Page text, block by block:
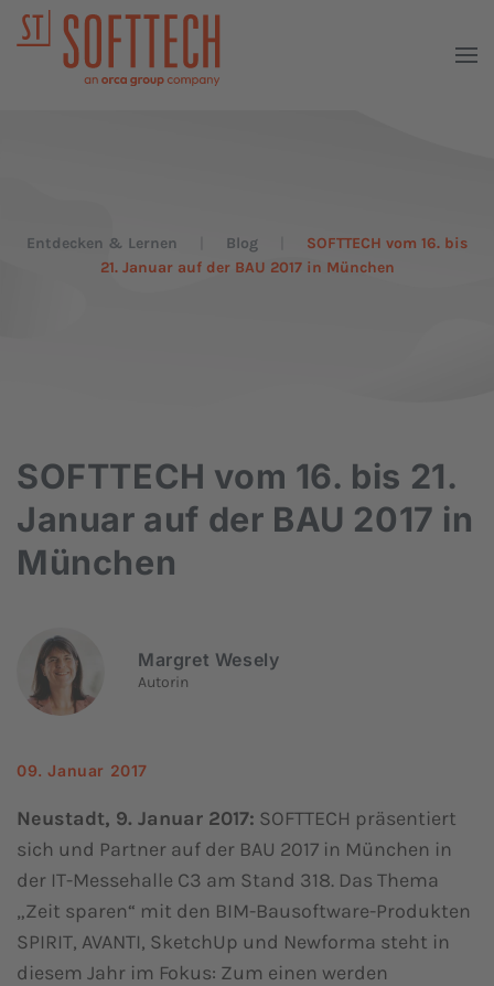
Entdecken & Lernen Blog
SOFTTECH vom 16. bis
21. Januar auf der BAU 2017 in München
SOFTTECH vom 16. bis 21.
Januar auf der BAU 2017 in
München
Margret Wesely
Autorin
09. Januar 2017
Neustadt, 9. Januar 2017: SOFTTECH präsentiert
sich und Partner auf der BAU 2017 in München in
der IT-Messehalle C3 am Stand 318. Das Thema
„Zeit sparen“ mit den BIM-Bausoftware-Produkten
SPIRIT, AVANTI, SketchUp und Newforma steht in
diesem Jahr im Fokus: Zum einen werden